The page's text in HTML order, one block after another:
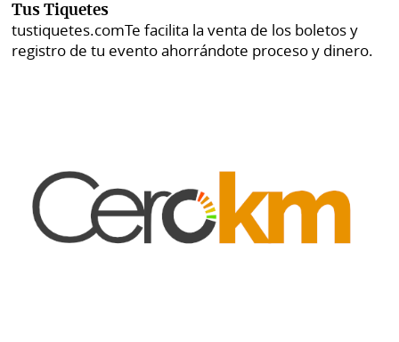
Tus Tiquetes
tustiquetes.comTe facilita la venta de los boletos y
registro de tu evento ahorrándote proceso y dinero.